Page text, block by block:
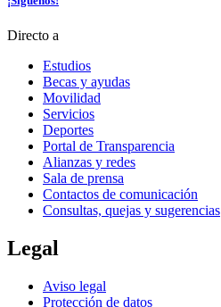
Directo a
Estudios
Becas y ayudas
Movilidad
Servicios
Deportes
Portal de Transparencia
Alianzas y redes
Sala de prensa
Contactos de comunicación
Consultas, quejas y sugerencias
Legal
Aviso legal
Protección de datos